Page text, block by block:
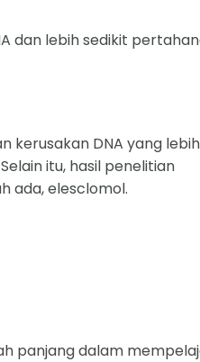
dan lebih sedikit
kerusakan DNA yang lebih
itu, hasil penelitian
ada, elesclomol.
panjang dalam